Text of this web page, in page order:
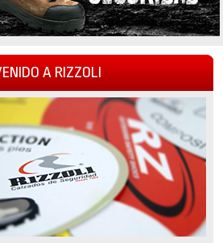
A RIZZOLI